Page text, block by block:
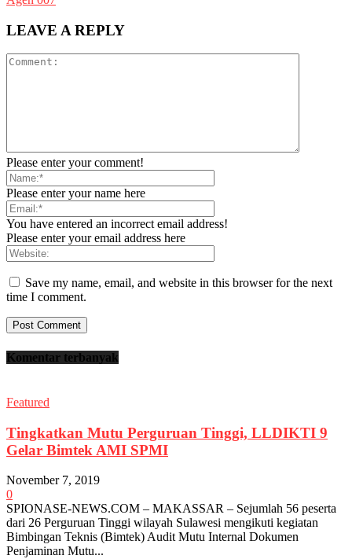
LEAVE A REPLY
Please enter your comment!
Please enter your name here
You have entered an incorrect email address!
Please enter your email address here
Save my name, email, and website in this browser for the next
time I comment.
Komentar terbanyak
Featured
Tingkatkan Mutu Perguruan Tinggi, LLDIKTI 9
Gelar Bimtek AMI SPMI
November 7, 2019
0
SPIONASE-NEWS.COM – MAKASSAR – Sejumlah 56 peserta
dari 26 Perguruan Tinggi wilayah Sulawesi mengikuti kegiatan
Bimbingan Teknis (Bimtek) Audit Mutu Internal Dokumen
Penjaminan Mutu...